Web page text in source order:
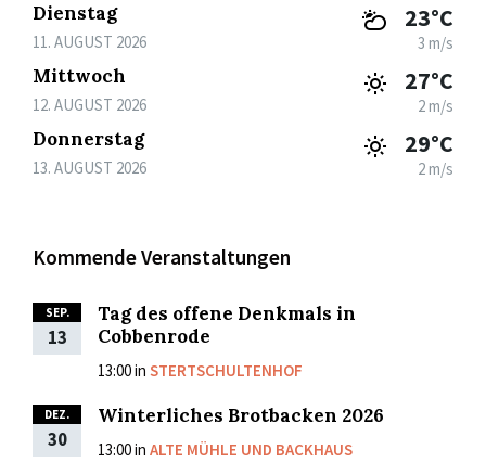
Dienstag
11. AUGUST 2026
23°C
3 m/s
Mittwoch
12. AUGUST 2026
27°C
2 m/s
Donnerstag
13. AUGUST 2026
29°C
2 m/s
Kommende Veranstaltungen
SEP.
13
Tag des offene Denkmals in
Cobbenrode
13:00in STERTSCHULTENHOF
DEZ.
30
Winterliches Brotbacken 2026
13:00in ALTE MÜHLE UND BACKHAUS